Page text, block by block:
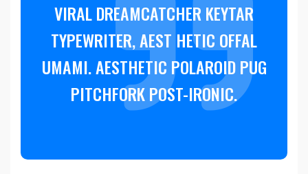
VIRAL DREAMCATCHER KEYTAR
TYPEWRITER, AEST HETIC OFFAL
UMAMI. AESTHETIC POLAROID PUG
PITCHFORK POST-IRONIC.